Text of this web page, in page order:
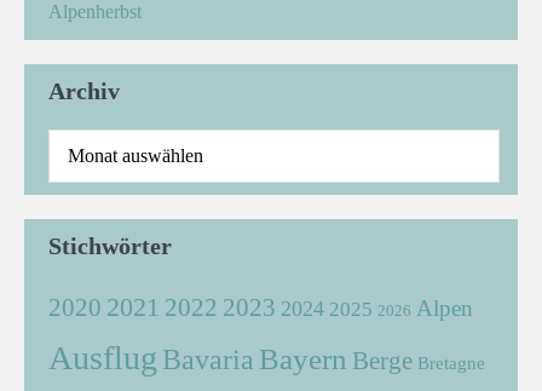
Alpenherbst
Archiv
Stichwörter
2020 2021 2022 2023 2024 2025 2026 Alpen
Ausflug Bavaria Bayern Berge Bretagne